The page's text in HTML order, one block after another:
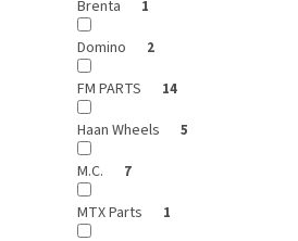
Brenta 1
Domino 2
FM PARTS 14
Haan Wheels 5
M.C. 7
MTX Parts 1